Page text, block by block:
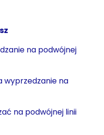
na podwójnej
wyprzedzanie na
na podwójnej linii